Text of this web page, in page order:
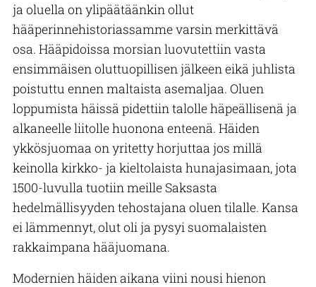
ja oluella on ylipäätäänkin ollut
hääperinnehistoriassamme varsin merkittävä
osa. Hääpidoissa morsian luovutettiin vasta
ensimmäisen oluttuopillisen jälkeen eikä juhlista
poistuttu ennen maltaista asemaljaa. Oluen
loppumista häissä pidettiin talolle häpeällisenä ja
alkaneelle liitolle huonona enteenä. Häiden
ykkösjuomaa on yritetty horjuttaa jos millä
keinolla kirkko- ja kieltolaista hunajasimaan, jota
1500-luvulla tuotiin meille Saksasta
hedelmällisyyden tehostajana oluen tilalle. Kansa
ei lämmennyt, olut oli ja pysyi suomalaisten
rakkaimpana hääjuomana.
Modernien häiden aikana viini nousi hienon